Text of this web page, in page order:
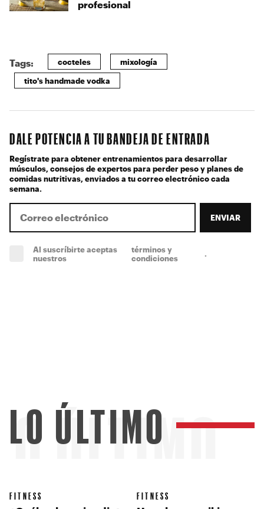
profesional
Tags: cocteles mixología
tito's handmade vodka
DALE POTENCIA A TU BANDEJA DE ENTRADA
Regístrate para obtener entrenamientos para desarrollar
músculos, consejos de expertos para perder peso y planes de
comidas nutritivas, enviados a tu correo electrónico cada
semana.
ENVIAR
Al suscríbirte aceptas
nuestros
términos y
condiciones
.
ÚLTIMO
LO ÚLTIMO
FITNESS FITNESS